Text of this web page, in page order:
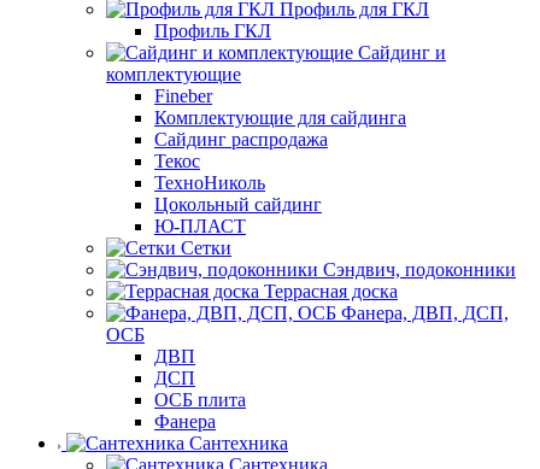
Профиль для ГКЛ
Профиль ГКЛ
Сайдинг и
комплектующие
Fineber
Комплектующие для сайдинга
Сайдинг распродажа
Текос
ТехноНиколь
Цокольный сайдинг
Ю-ПЛАСТ
Сетки
Сэндвич, подоконники
Террасная доска
Фанера, ДВП, ДСП,
ОСБ
ДВП
ДСП
ОСБ плита
Фанера
Сантехника
Сантехника